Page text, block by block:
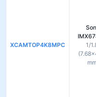
XCAMTOP4K8MPC
1/